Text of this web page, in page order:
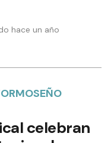
hace un año
celebran